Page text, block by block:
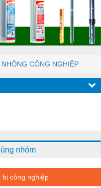
NHÔNG CÔNG NGHIỆP
nhóm
bị công nghiệp